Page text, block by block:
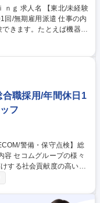
/未経験
雇用派遣 仕事の内
きます。たとえば機器の
監視、管理などの保守・
得可能！例)電気工事
士 etc. 2：将来性◎＝プ
術を磨けば長く活躍可能
みんなの生活を支えま
派遣
職採用/年間休日1
フ
する社会貢献度の高い仕
同行があるため、未経験
に駆け付けていただき設